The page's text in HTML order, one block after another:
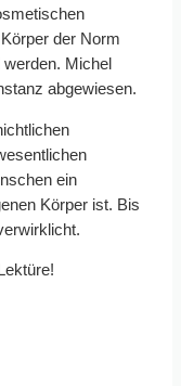
der Norm
Michel
abgewiesen.
ein
Körper ist. Bis